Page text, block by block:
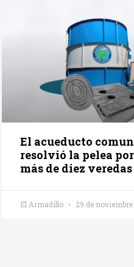
El acueducto
resolvió la pelea
más de diez
El Armadillo 29 de